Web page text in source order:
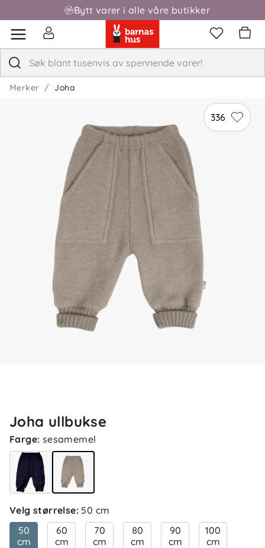
Bytt varer i alle våre butikker
Fri frakt over 1000,-
Merker Joha
336
Joha ullbukse
Farge: sesamemel
Velg størrelse: 50 cm
50
cm
60
cm
70
cm
80
cm
90
cm
100
cm